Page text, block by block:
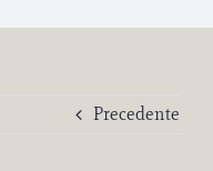
Precedente